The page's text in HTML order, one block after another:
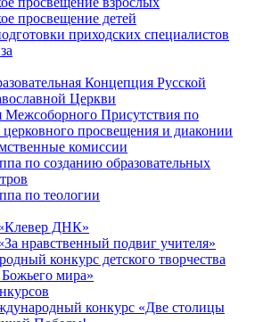
просвещение детей
приходских специалистов
Концепция Русской
Церкви
Межсоборного Присутствия по
просвещения и диаконии
комиссии
по созданию образовательных
по теологии
ДНК»
нравственный подвиг учителя»
конкурс детского творчества
мира»
конкурс «Две столицы